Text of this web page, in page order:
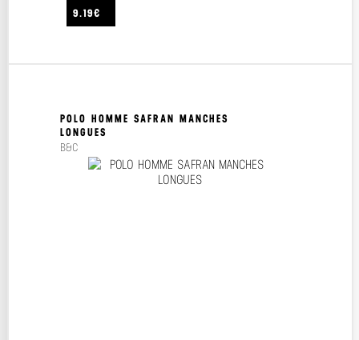
9.19€
POLO HOMME SAFRAN MANCHES
LONGUES
B&C